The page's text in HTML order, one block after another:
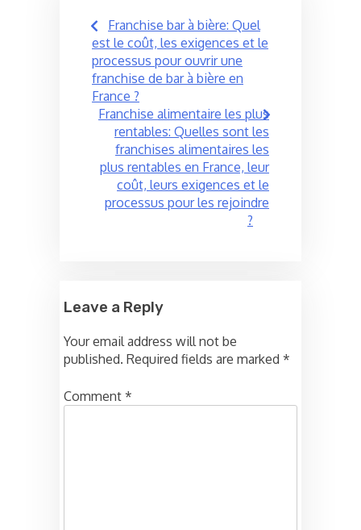
Post
navigation
Franchise bar à bière: Quel
est le coût, les exigences et le
processus pour ouvrir une
franchise de bar à bière en
France ?
Franchise alimentaire les plus
rentables: Quelles sont les
franchises alimentaires les
plus rentables en France, leur
coût, leurs exigences et le
processus pour les rejoindre
?
Leave a Reply
Your email address will not be
published. Required fields are marked *
Comment *